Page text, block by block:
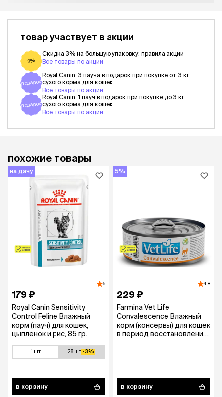
товар участвует в акции
3%
Скидка 3% на большую упаковку: правила акции
Все товары по акции
подарок
Royal Canin: 3 пауча в подарок при покупке от 3 кг
сухого корма для кошек
Все товары по акции
подарок
Royal Canin: 1 пауч в подарок при покупке до 3 кг
сухого корма для кошек
Все товары по акции
похожие товары
на дачу
5
179 ₽
Royal Canin Sensitivity
Control Feline Влажный
корм (пауч) для кошек,
цыпленок и рис, 85 гр.
1 шт 28 шт -3%
в корзину
5%
4.8
229 ₽
Farmina Vet Life
Convalescence Влажный
корм (консервы) для кошек
в период восстановления
в корзину